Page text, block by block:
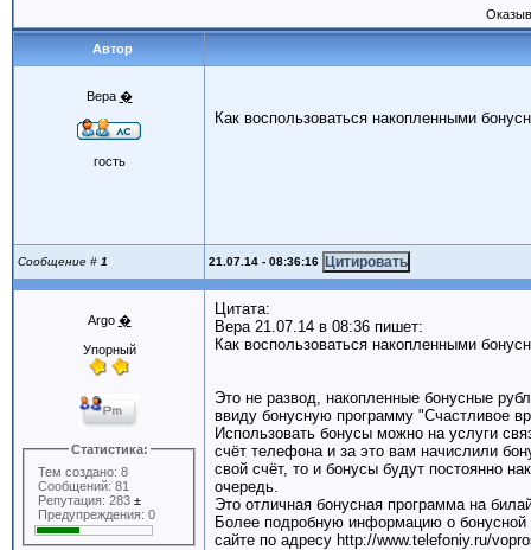
Автор
Вера �
гость
Как воспользоваться накопленными
Сообщение # 1 21.07.14 - 08:36:16
Argo �
Упорный
Статистика:
Тем создано: 8
Сообщений: 81
Репутация: 283±
Предупреждения: 0
Цитата:
Вера 21.07.14 в 08:36 пишет:
Как воспользоваться накопленными
Это не развод, накопленные бонусные
ввиду бонусную программу "Счастливое
Использовать бонусы можно на услуги
счёт телефона и за это вам начислили
свой счёт, то и бонусы будут постоянно
очередь.
Это отличная бонусная программа на
Более подробную информацию о
сайте по адресу http://www.telefoniy.ru/